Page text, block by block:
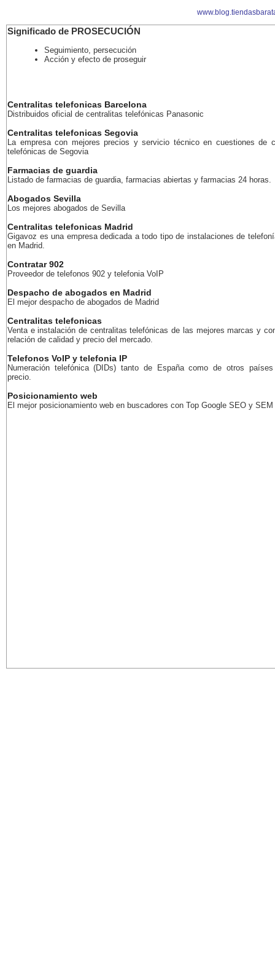
Significado de PROSECUCIÓN
Seguimiento, persecución
Acción y efecto de proseguir
Centralitas telefonicas Barcelona
Distribuidos oficial de centralitas telefónicas Panasonic
Centralitas telefonicas Segovia
La empresa con mejores precios y servicio técnico en cuestiones de
telefónicas de Segovia
Farmacias de guardia
Listado de farmacias de guardia, farmacias abiertas y farmacias 24 horas.
Abogados Sevilla
Los mejores abogados de Sevilla
Centralitas telefonicas Madrid
Gigavoz es una empresa dedicada a todo tipo de instalaciones de
en Madrid.
Contratar 902
Proveedor de telefonos 902 y telefonia VoIP
Despacho de abogados en Madrid
El mejor despacho de abogados de Madrid
Centralitas telefonicas
Venta e instalación de centralitas telefónicas de las mejores marcas y
relación de calidad y precio del mercado.
Telefonos VoIP y telefonia IP
Numeración telefónica (DIDs) tanto de España como de otros
precio.
Posicionamiento web
El mejor posicionamiento web en buscadores con Top Google SEO y SEM